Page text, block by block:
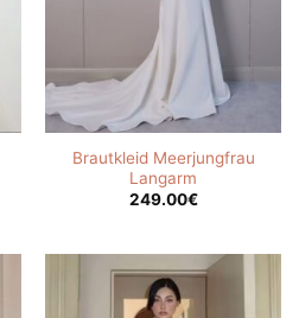
Brautkleid Meerjungfrau
Langarm
249.00€